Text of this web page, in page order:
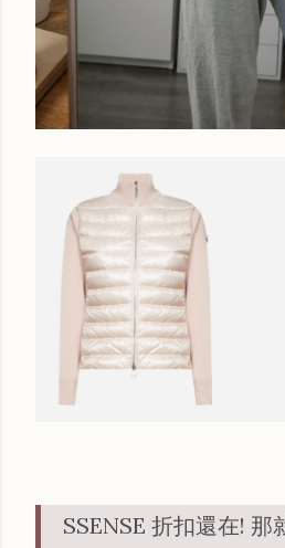
SSENSE 折扣還在! 那